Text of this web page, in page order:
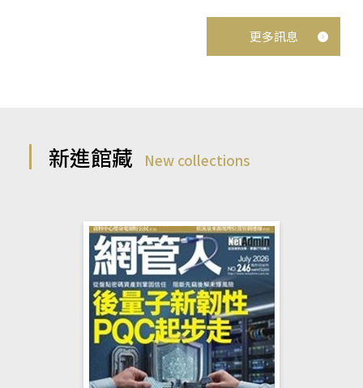
更多訊息
新進館藏 New collections